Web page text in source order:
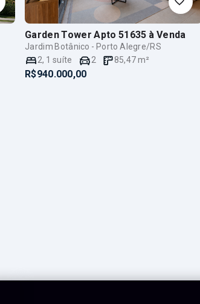
Garden Tower Apto 51635 à Venda
Jardim Botânico - Porto Alegre/RS
2, 1 suíte 2 85,47m²
R$940.000,00